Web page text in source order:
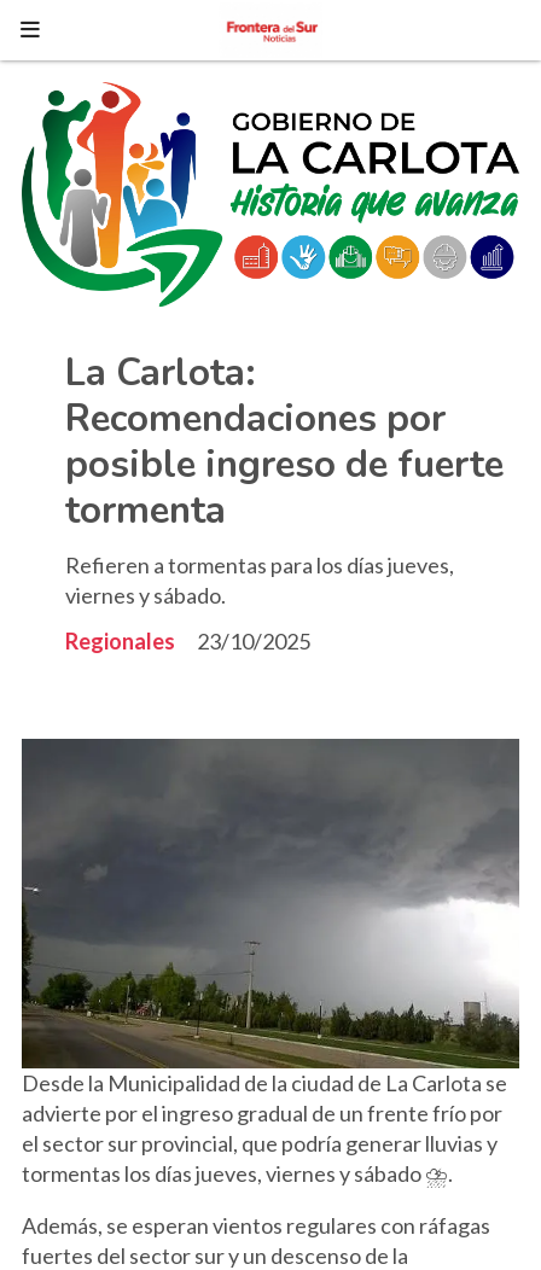
La Carlota:
Recomendaciones por
posible ingreso de fuerte
tormenta
Refieren a tormentas para los días jueves,
viernes y sábado.
Regionales
23/10/2025
Desde la Municipalidad de la ciudad de La Carlota se
advierte por el ingreso gradual de un frente frío por
el sector sur provincial, que podría generar lluvias y
tormentas los días jueves, viernes y sábado ⛈️.
Además, se esperan vientos regulares con ráfagas
fuertes del sector sur y un descenso de la